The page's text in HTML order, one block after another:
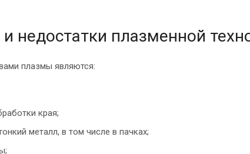
недостатки плазменной
плазмы являются:
края;
металл, в том числе в пачках;